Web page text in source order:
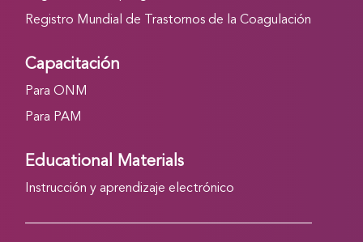
Registro Mundial de Trastornos de la Coagulación
Capacitación
Para ONM
Para PAM
Educational Materials
Instrucción y aprendizaje electrónico